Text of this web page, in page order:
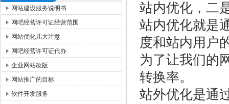
网站建设服务说明书
网吧经营许可证经营范围
网站优化几大注意
网吧经营许可证代办
企业网站改版
网站推广的目标
软件开发服务
站内优化，二
站内优化就是
度和站内用户
为了让我们的
转换率。
站外优化是通